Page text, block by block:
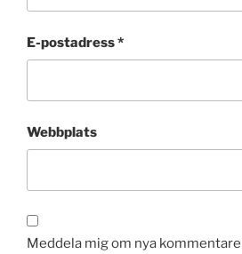
E-postadress*
Webbplats
Meddela mig om nya